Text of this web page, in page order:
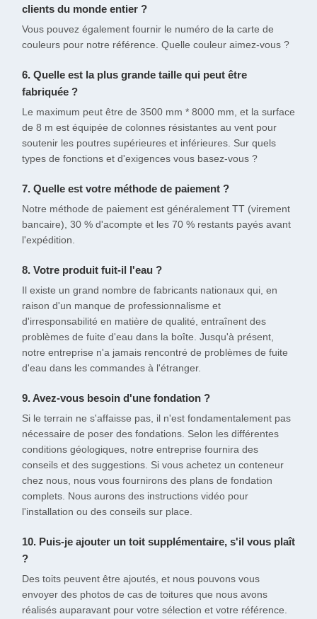
clients du monde entier ?
Vous pouvez également fournir le numéro de la carte de
couleurs pour notre référence. Quelle couleur aimez-vous ?
6. Quelle est la plus grande taille qui peut être
fabriquée ?
Le maximum peut être de 3500 mm * 8000 mm, et la surface
de 8 m est équipée de colonnes résistantes au vent pour
soutenir les poutres supérieures et inférieures. Sur quels
types de fonctions et d'exigences vous basez-vous ?
7. Quelle est votre méthode de paiement ?
Notre méthode de paiement est généralement TT (virement
bancaire), 30 % d'acompte et les 70 % restants payés avant
l'expédition.
8. Votre produit fuit-il l'eau ?
Il existe un grand nombre de fabricants nationaux qui, en
raison d'un manque de professionnalisme et
d'irresponsabilité en matière de qualité, entraînent des
problèmes de fuite d'eau dans la boîte. Jusqu'à présent,
notre entreprise n'a jamais rencontré de problèmes de fuite
d'eau dans les commandes à l'étranger.
9. Avez-vous besoin d'une fondation ?
Si le terrain ne s'affaisse pas, il n'est fondamentalement pas
nécessaire de poser des fondations. Selon les différentes
conditions géologiques, notre entreprise fournira des
conseils et des suggestions. Si vous achetez un conteneur
chez nous, nous vous fournirons des plans de fondation
complets. Nous aurons des instructions vidéo pour
l'installation ou des conseils sur place.
10. Puis-je ajouter un toit supplémentaire, s'il vous plaît
?
Des toits peuvent être ajoutés, et nous pouvons vous
envoyer des photos de cas de toitures que nous avons
réalisés auparavant pour votre sélection et votre référence.